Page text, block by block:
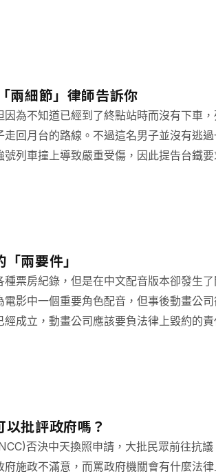
場是「減少人民對輕案的檢舉，重案的檢
兩細節」律師告訴你
為不知道已經到了終點站時而沒有下車
回月台的路線。不過這名男子並沒有逃
列車撞上導致嚴重受傷，因此提告台鐵
兩要件」
種票房紀錄，但是在中文配音版本卻發生
影中一個重要角色配音，但事後動畫公
成立，動畫公司應該要負法律上毀約的
批評政府嗎？
否決中天換照申請，大批民眾前往抗
施政不滿意，而罵政府機關會有什麼法律